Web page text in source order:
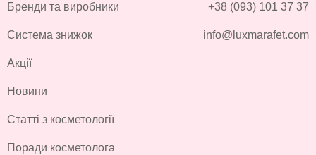
Бренди та виробники
Система знижок
Акції
Новини
Статті з косметології
Поради косметолога
+38 (093) 101 37 37
info@luxmarafet.com